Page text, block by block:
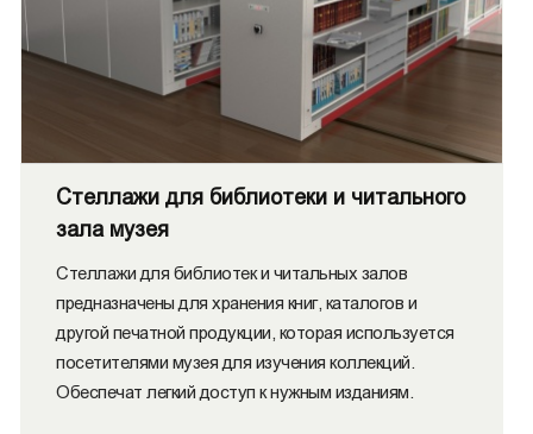
Стеллажи для библиотеки и читального
зала музея
Стеллажи для библиотек и читальных залов
предназначены для хранения книг, каталогов и
другой печатной продукции, которая используется
посетителями музея для изучения коллекций.
Обеспечат легкий доступ к нужным изданиям.